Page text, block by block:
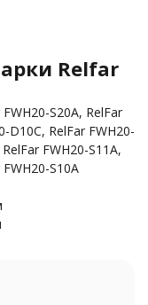
Relfar
FWH20-S20A, RelFar
D10C, RelFar FWH20-
FWH20-S11A,
FWH20-S10A